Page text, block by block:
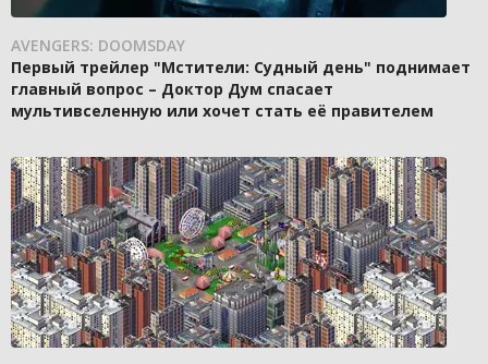
AVENGERS: DOOMSDAY
Первый трейлер "Мстители: Судный день" поднимает
главный вопрос – Доктор Дум спасает
мультивселенную или хочет стать её правителем